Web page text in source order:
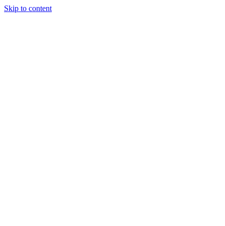
Skip to content